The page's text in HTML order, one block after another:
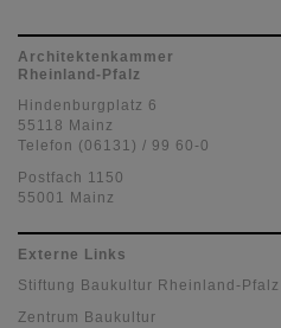
Architektenkammer
Rheinland-Pfalz
Hindenburgplatz 6
55118 Mainz
Telefon (06131) / 99 60-0
Postfach 1150
55001 Mainz
Externe Links
Stiftung Baukultur Rheinland-Pfalz
Zentrum Baukultur